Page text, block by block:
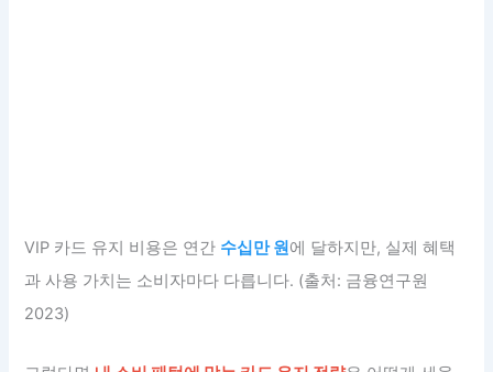
VIP 카드 유지 비용은 연간 수십만 원에 달하지만, 실제 혜택
과 사용 가치는 소비자마다 다릅니다. (출처: 금융연구원
2023)